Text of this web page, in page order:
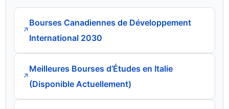
↗
Bourses Canadiennes de Développement
International 2030
↗
Meilleures Bourses d’Études en Italie
(Disponible Actuellement)